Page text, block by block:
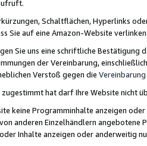
Schaltflächen, Hyperlinks
Sie auf eine Amazon-Website
Sie uns eine schriftliche
der Vereinbarung,
Verstoß gegen die Vereinbarung
hat darf Ihre Website nicht
keine Programminhalte anzeigen
anderen Einzelhändlern
Inhalte anzeigen oder anderweitig